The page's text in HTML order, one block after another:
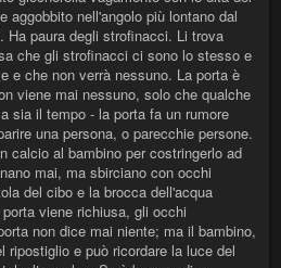
aggobbito nell'angolo più lontano dal
paura degli strofinacci. Li trova
che gli strofinacci ci sono lo stesso e
e che non verrà nessuno. La porta è
viene mai nessuno, solo che qualche
sia il tempo - la porta fa un rumore
una persona, o parecchie persone.
calcio al bambino per costringerlo ad
mai, ma sbirciano con occhi
del cibo e la brocca dell'acqua
viene richiusa, gli occhi
non dice mai niente; ma il bambino,
ripostiglio e può ricordare la luce del